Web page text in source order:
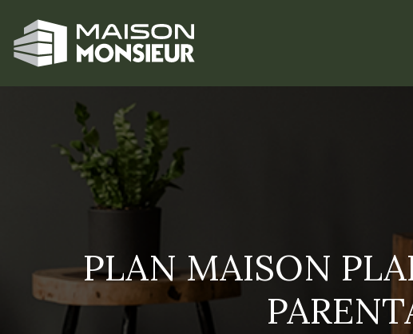
PLAN MAISON